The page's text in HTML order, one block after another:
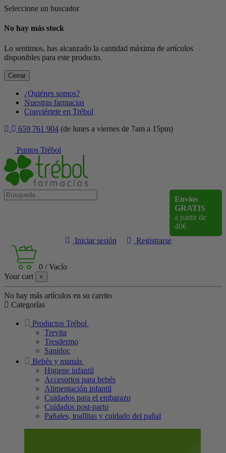
Seleccione un buscador
No hay más stock
Lo sentimos, has alcanzado la cantidad máxima de artículos
disponibles para este producto.
Cerrar
¿Quiénes somos?
Nuestras farmacias
Conviértete en Trébol
659 761 904 (de lunes a viernes de 7am a 15pm)
Puntos Trébol
Envíos
GRATIS
a partir de
40€
Iniciar sesión
Registrarse
0 /Vacío
Your cart
×
No hay más artículos en su carrito
Categorías
Productos Trébol
Trevita
Tresdermo
Sanidoc
Bebés y mamás
Higiene infantil
Accesorios para bebés
Alimentación infantil
Cuidados para el embarazo
Cuidados post-parto
Pañales, toallitas y cuidado del pañal